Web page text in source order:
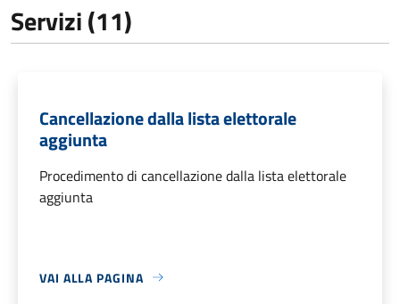
Servizi (11)
Cancellazione dalla lista elettorale
aggiunta
Procedimento di cancellazione dalla lista elettorale
aggiunta
VAI ALLA PAGINA